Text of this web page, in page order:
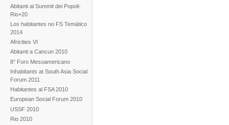
Abitanti al Summit dei Popoli-
Rio+20
Los habitantes no FS Temático
2014
Africities VI
Abitanti a Cancun 2010
8° Foro Mesoamericano
Inhabitants at South Asia Social
Forum 2011
Habitantes al FSA 2010
European Social Forum 2010
USSF 2010
Rio 2010